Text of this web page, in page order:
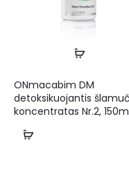
ONmacabim DM
detoksikuojantis
koncentratas Nr.2,